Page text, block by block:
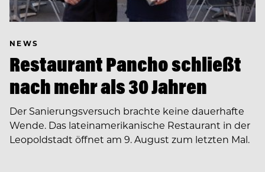
NEWS
Restaurant Pancho schließt
nach mehr als 30 Jahren
Der Sanierungsversuch brachte keine dauerhafte
Wende. Das lateinamerikanische Restaurant in der
Leopoldstadt öffnet am 9. August zum letzten Mal.